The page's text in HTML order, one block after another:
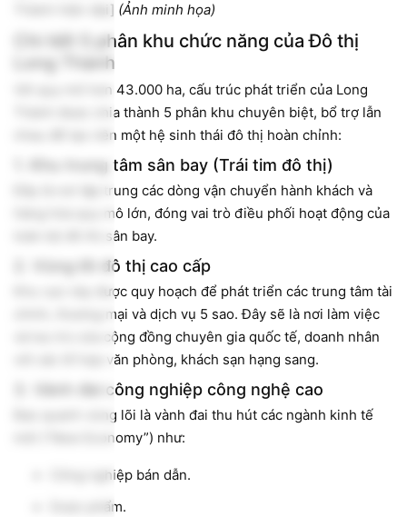
Thành hiện đại] (Ảnh minh họa)
Chi tiết 5 phân khu chức năng của Đô thị
Long Thành
Với quy mô hơn 43.000 ha, cấu trúc phát triển của Long
Thành được chia thành 5 phân khu chuyên biệt, bổ trợ lẫn
nhau để tạo nên một hệ sinh thái đô thị hoàn chỉnh:
1. Khu trung tâm sân bay (Trái tim đô thị)
Đây là nơi tập trung các dòng vận chuyển hành khách và
hàng hóa quy mô lớn, đóng vai trò điều phối hoạt động của
toàn bộ đô thị sân bay.
2. Vùng lõi đô thị cao cấp
Khu vực này được quy hoạch để phát triển các trung tâm tài
chính, thương mại và dịch vụ 5 sao. Đây sẽ là nơi làm việc
và lưu trú của cộng đồng chuyên gia quốc tế, doanh nhân
với các tổ hợp văn phòng, khách sạn hạng sang.
3. Vành đai công nghiệp công nghệ cao
Bao quanh vùng lõi là vành đai thu hút các ngành kinh tế
mới (“New Economy”) như:
Công nghiệp bán dẫn.
Dược phẩm.